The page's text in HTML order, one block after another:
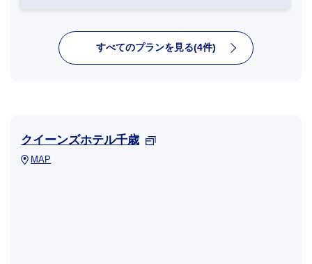
すべてのプランを見る(4件)
クイーンズホテル千歳
MAP